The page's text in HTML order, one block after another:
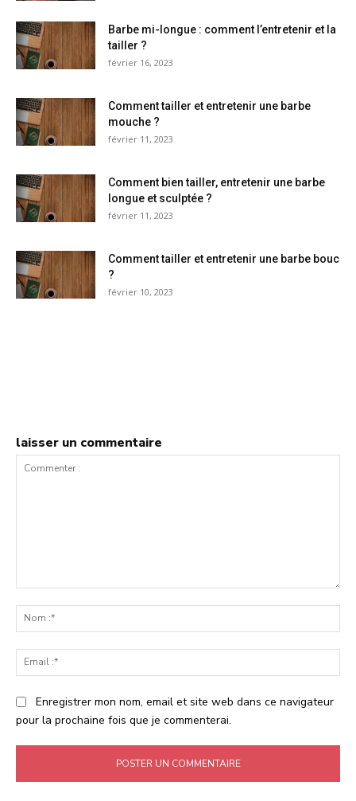
Barbe mi-longue : comment l’entretenir et la
tailler ?
février 16, 2023
Comment tailler et entretenir une barbe
mouche ?
février 11, 2023
Comment bien tailler, entretenir une barbe
longue et sculptée ?
février 11, 2023
Comment tailler et entretenir une barbe bouc
?
février 10, 2023
laisser un commentaire
:*
:*
Enregistrer mon nom, email et site web dans ce navigateur
pour la prochaine fois que je commenterai.